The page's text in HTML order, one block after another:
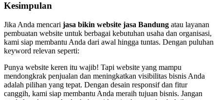
Kesimpulan
Jika Anda mencari jasa bikin website jasa Bandung atau layanan
pembuatan website untuk berbagai kebutuhan usaha dan organisasi,
kami siap membantu Anda dari awal hingga tuntas. Dengan puluhan
keyword relevan seperti:
Punya website keren itu wajib! Tapi website yang mampu
mendongkrak penjualan dan meningkatkan visibilitas bisnis Anda
adalah pilihan yang tepat. Dengan desain responsif dan fitur
canggih, kami siap membantu Anda meraih tujuan bisnis. Jangan